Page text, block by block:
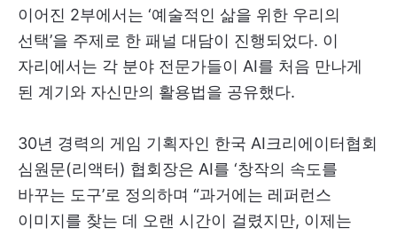
이어진 2부에서는 ‘예술적인 삶을 위한 우리의
선택’을 주제로 한 패널 대담이 진행되었다. 이
자리에서는 각 분야 전문가들이 AI를 처음 만나게
된 계기와 자신만의 활용법을 공유했다.
30년 경력의 게임 기획자인 한국 AI크리에이터협회
심원문(리액터) 협회장은 AI를 ‘창작의 속도를
바꾸는 도구’로 정의하며 “과거에는 레퍼런스
이미지를 찾는 데 오랜 시간이 걸렸지만, 이제는